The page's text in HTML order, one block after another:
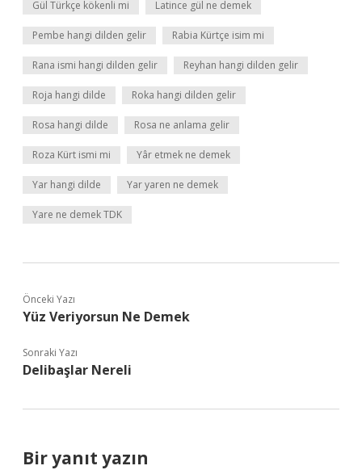
Gül Türkçe kökenli mi Latince gül ne demek
Pembe hangi dilden gelir Rabia Kürtçe isim mi
Rana ismi hangi dilden gelir Reyhan hangi dilden gelir
Roja hangi dilde Roka hangi dilden gelir
Rosa hangi dilde Rosa ne anlama gelir
Roza Kürt ismi mi Yâr etmek ne demek
Yar hangi dilde Yar yaren ne demek
Yare ne demek TDK
Önceki Yazı
Yüz Veriyorsun Ne Demek
Sonraki Yazı
Delibaşlar Nereli
Bir yanıt yazın